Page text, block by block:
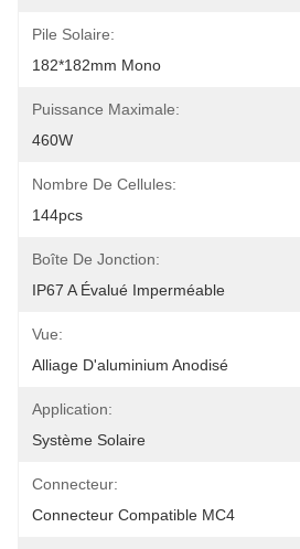
Pile Solaire:
182*182mm Mono
Puissance Maximale:
460W
Nombre De Cellules:
144pcs
Boîte De Jonction:
IP67 A Évalué Imperméable
Vue:
Alliage D'aluminium Anodisé
Application:
Système Solaire
Connecteur:
Connecteur Compatible MC4